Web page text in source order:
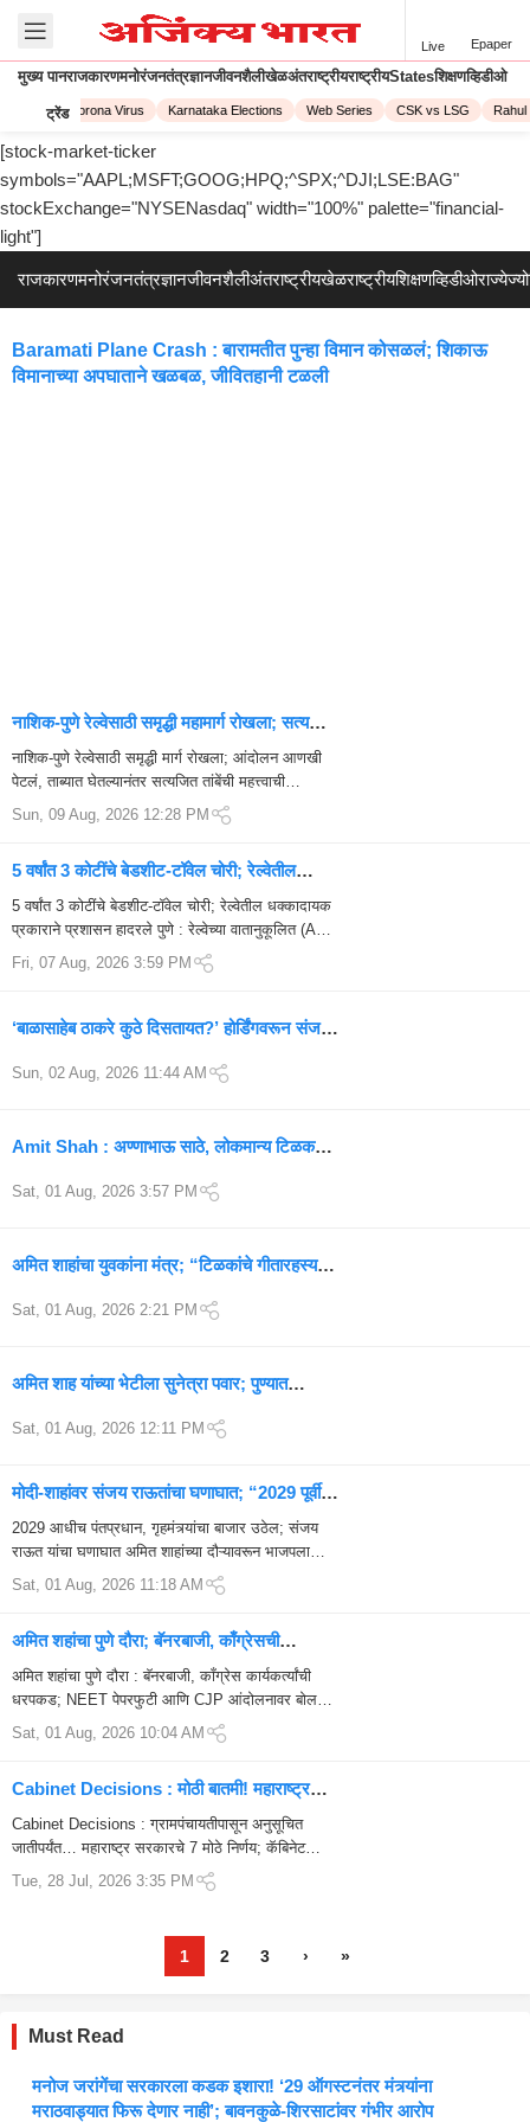
Live Epaper
मुख्य पानराजकारणमनोरंजनतंत्रज्ञानजीवनशैलीखेळअंतराष्ट्रीयराष्ट्रीयStatesशिक्षणव्हिडीओ
ट्रेंडCorona Virus Karnataka Elections Web Series CSK vs LSG Rahul
[stock-market-ticker
symbols="AAPL;MSFT;GOOG;HPQ;^SPX;^DJI;LSE:BAG"
stockExchange="NYSENasdaq" width="100%" palette="financial-
light"]
राजकारणमनोरंजनतंत्रज्ञानजीवनशैलीअंतराष्ट्रीयखेळराष्ट्रीयशिक्षणव्हिडीओराज्ये
Baramati Plane Crash : बारामतीत पुन्हा विमान कोसळलं; शिकाऊ
विमानाच्या अपघाताने खळबळ, जीवितहानी टळली
नाशिक-पुणे रेल्वेसाठी समृद्धी महामार्ग रोखला; सत्यजित
तांबे ताब्यात, आंदोलन मात्र सुरूच!
नाशिक-पुणे रेल्वेसाठी समृद्धी मार्ग रोखला; आंदोलन आणखी
पेटलं, ताब्यात घेतल्यानंतर सत्यजित तांबेंची महत्त्वाची
प्रतिक्रिया नाशिक-पुणे सेमी हायस्पीड ...
Sun, 09 Aug, 2026 12:28 PM
5 वर्षांत 3 कोटींचे बेडशीट-टॉवेल चोरी; रेल्वेतील
धक्कादायक प्रकाराने प्रशासन हादरले
5 वर्षांत 3 कोटींचे बेडशीट-टॉवेल चोरी; रेल्वेतील धक्कादायक
प्रकाराने प्रशासन हादरले पुणे : रेल्वेच्या वातानुकूलित (AC)
डब्यात प्रवास करणाऱ्या प्रवाशांच्या सोयीसाठी रेल्वे
Fri, 07 Aug, 2026 3:59 PM
‘बाळासाहेब ठाकरे कुठे दिसतायत?’ होर्डिंगवरून संजय
Sun, 02 Aug, 2026 11:44 AM
Amit Shah : अण्णाभाऊ साठे, लोकमान्य टिळक
Sat, 01 Aug, 2026 3:57 PM
अमित शाहांचा युवकांना मंत्र; “टिळकांचे गीतारहस्य
Sat, 01 Aug, 2026 2:21 PM
अमित शाह यांच्या भेटीला सुनेत्रा पवार; पुण्यात
Sat, 01 Aug, 2026 12:11 PM
मोदी-शाहांवर संजय राऊतांचा घणाघात; “2029 पूर्वीच
सत्ता हादरेल”
2029 आधीच पंतप्रधान, गृहमंत्र्यांचा बाजार उठेल; संजय
राऊत यांचा घणाघात अमित शाहांच्या दौऱ्यावरून भाजपला
इशारा; मोदी-शाह, टिळक कुटुंब आणि भाजपवर राऊतांचा
जोरदार निशाणा ठाकरे गटाचे...
Sat, 01 Aug, 2026 11:18 AM
अमित शहांचा पुणे दौरा; बॅनरबाजी, काँग्रेसची
धरपकड, पेपरफुटीवर बोलणार?
अमित शहांचा पुणे दौरा : बॅनरबाजी, काँग्रेस कार्यकर्त्यांची
धरपकड; NEET पेपरफुटी आणि CJP आंदोलनावर बोलणार
का? सर्वांचे लक्ष
Sat, 01 Aug, 2026 10:04 AM
Cabinet Decisions : मोठी बातमी! महाराष्ट्र
सरकारचे 7 मोठे निर्णय; ग्रामपंचायतीपासून
न्यायालयांपर्यंत मोठ्या घोषणा
Cabinet Decisions : ग्रामपंचायतीपासून अनुसूचित
जातीपर्यंत… महाराष्ट्र सरकारचे 7 मोठे निर्णय; कॅबिनेट
बैठकीत नेमकं काय घडलं? मुख्यमंत्र...
Tue, 28 Jul, 2026 3:35 PM
1 2 3 › »
Must Read
मनोज जरांगेंचा सरकारला कडक इशारा! ‘29 ऑगस्टनंतर मंत्र्यांना
मराठवाड्यात फिरू देणार नाही’; बावनकुळे-शिरसाटांवर गंभीर आरोप